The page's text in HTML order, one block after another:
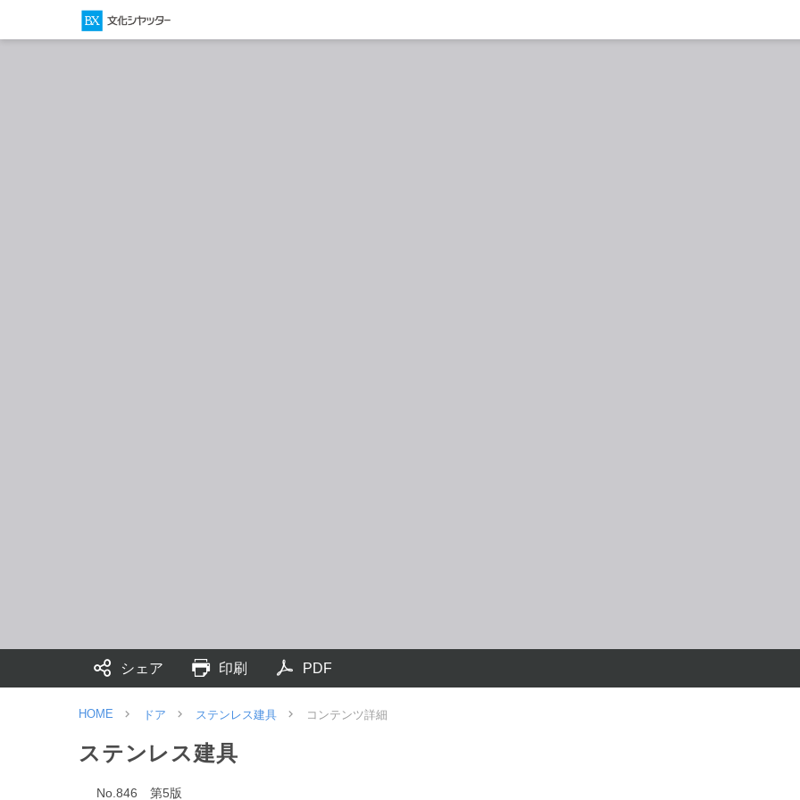
シェア 印刷 PDF
HOME ドア ステンレス建具 コンテンツ詳細
ステンレス建具
No.846　第5版